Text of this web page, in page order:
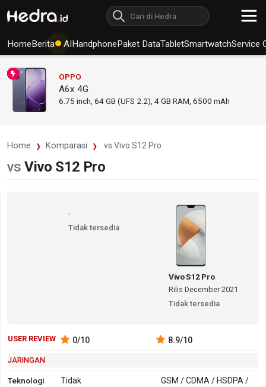
HomeBerita AIHandphonePaket DataTabletSmartwatchService
OPPO
A6x 4G
6.75 inch, 64 GB (UFS 2.2), 4 GB RAM 6500 mAh
Home Komparasi vs Vivo S12 Pro
vsVivo S12 Pro
-
Tidak tersedia
Vivo S12 Pro
Rilis December 2021
Tidak tersedia
USER REVIEW 0/10 8.9/10
JARINGAN
Teknologi Tidak
GSM / CDMA / HSDPA /